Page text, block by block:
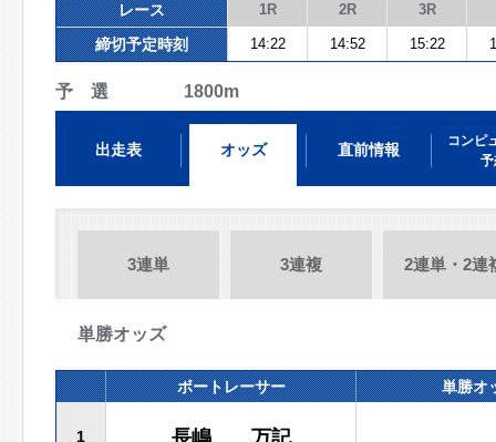
レース 1R 2R 3R
締切予定時刻 14:22 14:52 15:22
予 選 1800m
出走表 オッズ 直前情報
コンピ
予
3連単 3連複 2連単・2連
単勝オッズ
ボートレーサー 単勝オ
1 長嶋 万記